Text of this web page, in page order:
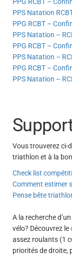
PPS Natation
PPG RCBT –
PPS Natation –
PPG RCBT –
PPS Natation –
PPG RCBT –
PPS Natation –
Vous trouverez ci-
triathlon et à la
Check list
Comment estimer
Pense bête
A la recherche
vélo? Découvrez le
assez roulants (1
priorités de droite,